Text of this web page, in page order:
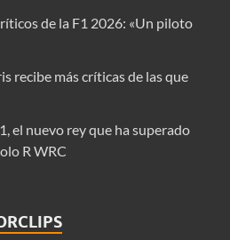
de la F1 2026: «Un piloto
recibe más críticas de las que
el nuevo rey que ha superado
R WRC